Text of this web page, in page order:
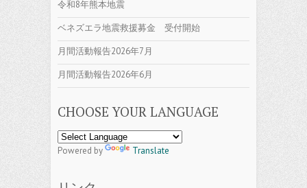
令和8年熊本地震
ベネズエラ地震救援募金 受付開始
月間活動報告2026年7月
月間活動報告2026年6月
CHOOSE YOUR LANGUAGE
Powered by Translate